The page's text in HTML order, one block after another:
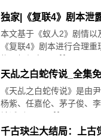
独家|《复联4》剧本泄
本文基于《蚁人2》剧情以
《复联4》剧本进行合理
天乩之白蛇传说_全集
《天乩之白蛇传说》是由
杨紫、任嘉伦、茅子俊、